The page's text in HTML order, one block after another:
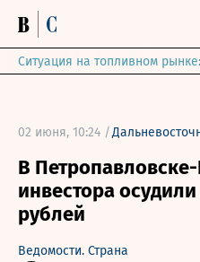
Ситуация на топливном
02 июня, 10:24 /
В
инвестора
рублей
Ведомости. Страна